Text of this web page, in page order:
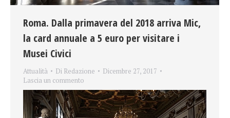
Roma. Dalla primavera del 2018 arriva Mic,
la card annuale a 5 euro per visitare i
Musei Civici
Attualità Di Redazione
Dicembre 27, 2017
Lascia un commento